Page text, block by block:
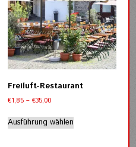
Varianten
auf.
Die
Optionen
können
auf
Produktseite
Freiluft-Restaurant
€1,85 – €35,00Preisspanne:
bis
€35,00
Ausführung wählen
Dieses
Produkt